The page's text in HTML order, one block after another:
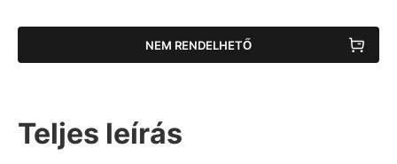
NEM RENDELHETŐ
Teljes leírás